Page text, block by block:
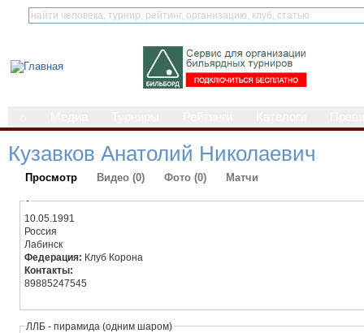
Кузавков Анатолий Николаевич
Просмотр Видео (0) Фото (0) Матчи
-
10.05.1991
Россия
Лабинск
Федерация: Клуб Корона
Контакты:
89885247545
ЛЛБ - пирамида (одним шаром)